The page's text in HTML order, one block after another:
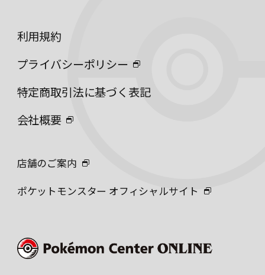
利用規約
プライバシーポリシー
特定商取引法に基づく表記
会社概要
店舗のご案内
ポケットモンスター オフィシャルサイト